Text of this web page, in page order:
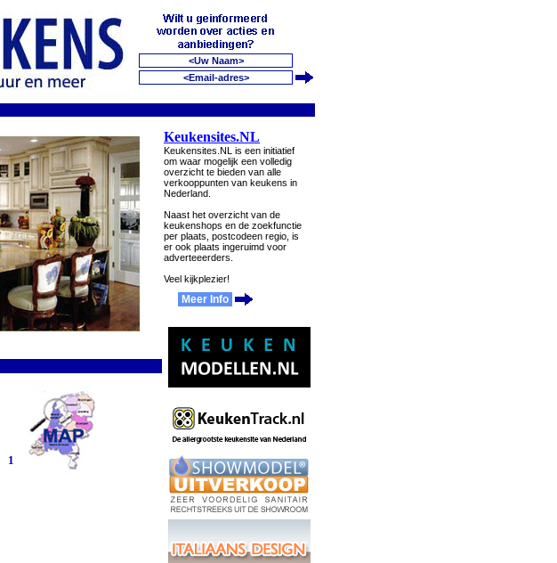
1
Keukensites.NL
Keukensites.NL is een initiatief
om waar mogelijk een volledig
overzicht te bieden van alle
verkooppunten van keukens in
Nederland.
Naast het overzicht van de
keukenshops en de zoekfunctie
per plaats, postcodeen regio, is
er ook plaats ingeruimd voor
adverteeerders.
Veel kijkplezier!
Meer Info